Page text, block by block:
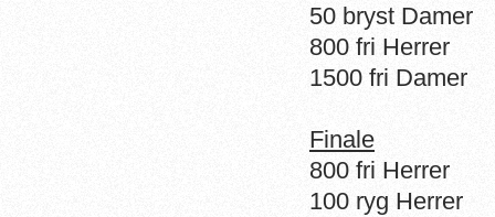
50 bryst Damer
800 fri Herrer
1500 fri Damer
Finale
800 fri Herrer
100 ryg Herrer